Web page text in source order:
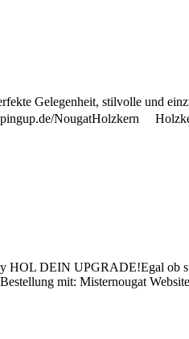
Gelegenheit, stilvolle und
NougatHolzkern
HOL DEIN UPGRADE!Egal ob
mit: Misternougat